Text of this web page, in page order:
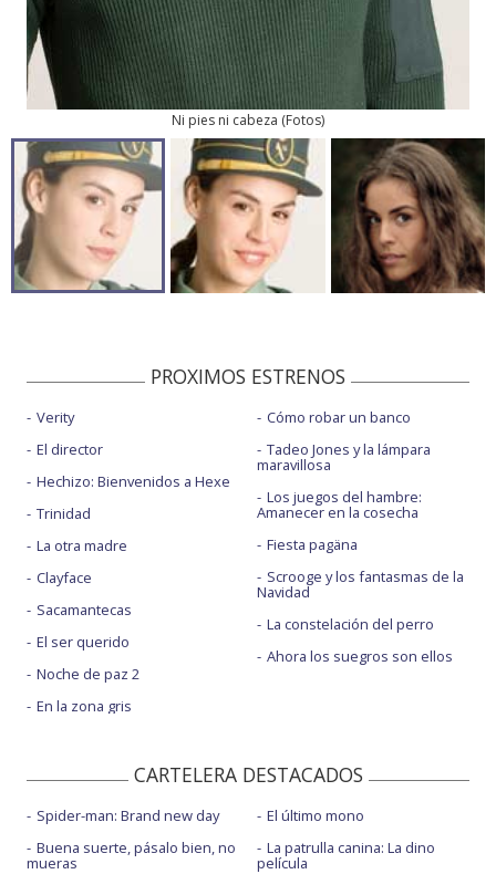
Ni pies ni cabeza (Fotos)
PROXIMOS ESTRENOS
Verity
El director
Hechizo: Bienvenidos a Hexe
Trinidad
La otra madre
Clayface
Sacamantecas
El ser querido
Noche de paz 2
En la zona gris
Cómo robar un banco
Tadeo Jones y la lámpara
maravillosa
Los juegos del hambre:
Amanecer en la cosecha
Fiesta pagäna
Scrooge y los fantasmas de la
Navidad
La constelación del perro
Ahora los suegros son ellos
CARTELERA DESTACADOS
Spider-man: Brand new day
Buena suerte, pásalo bien, no
mueras
El último mono
La patrulla canina: La dino
película